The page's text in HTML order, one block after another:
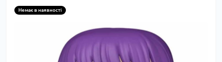
Немає в наявності